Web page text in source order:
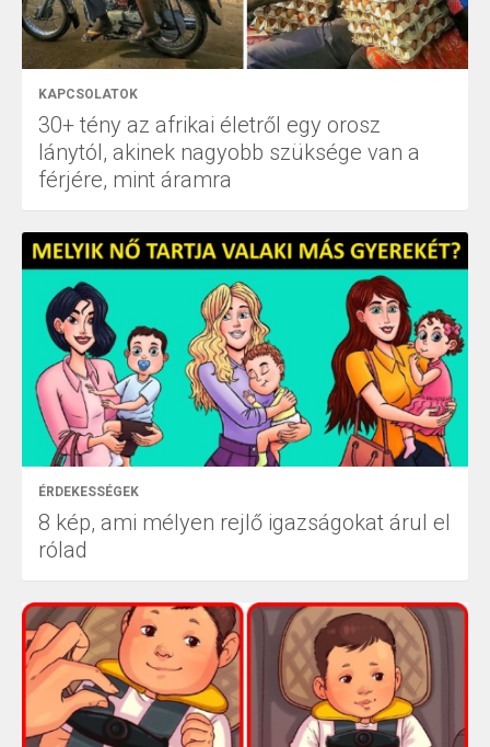
KAPCSOLATOK
30+ tény az afrikai életről egy orosz
lánytól, akinek nagyobb szüksége van a
férjére, mint áramra
ÉRDEKESSÉGEK
8 kép, ami mélyen rejlő igazságokat árul el
rólad